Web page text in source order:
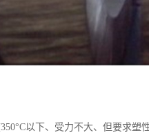
以下、受力不大、但要求